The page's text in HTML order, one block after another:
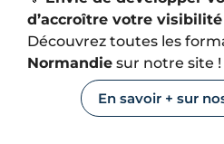
d’accroître votre visibilité
Découvrez toutes les
Normandie sur notre site !
En savoir + sur